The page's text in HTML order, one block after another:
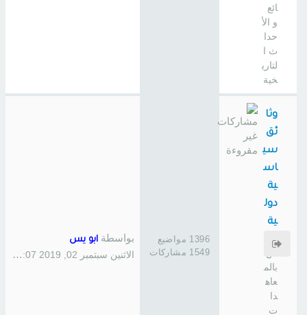
ائع
و الأ
حدا
ث ا
لتاري
خية
وثا
ئق
سي
اس
ية
دول
ية
خا
بالم
عاه
دا
ت
1396 مواضيع
1549 مشاركات
بواسطة ابو يس
الاثنين سبتمبر 02, 2019 1:07 pm